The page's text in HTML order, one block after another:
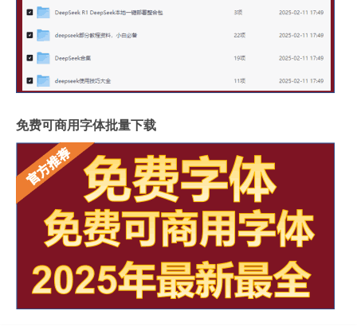
免费可商用字体批量下载